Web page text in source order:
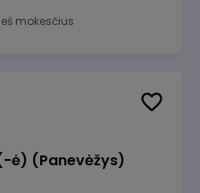
mokesčius
ė) (Panevėžys)